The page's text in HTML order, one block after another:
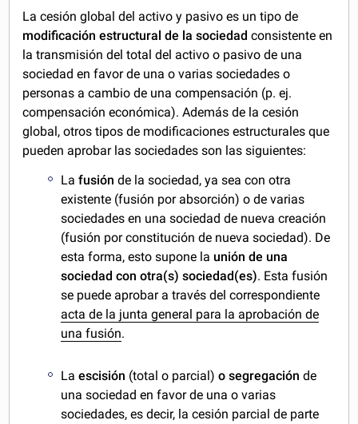
La cesión global del activo y pasivo es un tipo de
modificación estructural de la sociedad consistente en
la transmisión del total del activo o pasivo de una
sociedad en favor de una o varias sociedades o
personas a cambio de una compensación (p. ej.
compensación económica). Además de la cesión
global, otros tipos de modificaciones estructurales que
pueden aprobar las sociedades son las siguientes:
Lafusión de la sociedad, ya sea con otra
existente (fusión por absorción) o de varias
sociedades en una sociedad de nueva creación
(fusión por constitución de nueva sociedad). De
esta forma, esto supone la unión de una
sociedad con otra(s) sociedad(es). Esta fusión
se puede aprobar a través del correspondiente
acta de la junta general para la aprobación de
una fusión.
Laescisión (total o parcial) o segregaciónde
una sociedad en favor de una o varias
sociedades, es decir, la cesión parcial de parte